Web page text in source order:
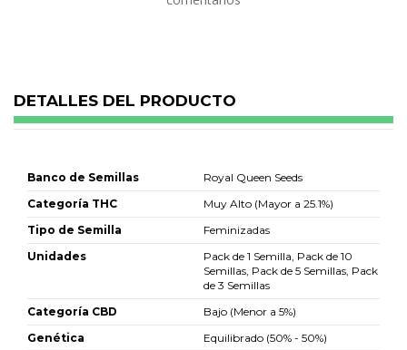
DETALLES DEL PRODUCTO
Banco de Semillas
Royal Queen Seeds
Categoría THC
Muy Alto (Mayor a 25.1%)
Tipo de Semilla
Feminizadas
Unidades
Pack de 1 Semilla, Pack de 10
Semillas, Pack de 5 Semillas, Pack
de 3 Semillas
Categoría CBD
Bajo (Menor a 5%)
Genética
Equilibrado (50% - 50%)